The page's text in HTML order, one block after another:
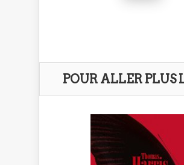
POUR ALLER PLUS